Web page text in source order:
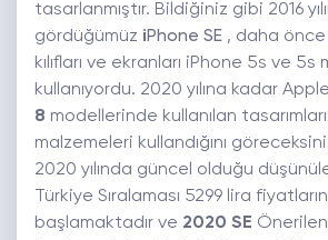
tasarlanmıştır. Bildiğiniz gibi 2016
gördüğümüz iPhone SE , daha
kılıfları ve ekranları iPhone 5s ve
kullanıyordu. 2020 yılına kadar
8 modellerinde kullanılan
malzemeleri kullandığını
2020 yılında güncel olduğu
Türkiye Sıralaması 5299 lira
başlamaktadır ve 2020 SE Önerilen